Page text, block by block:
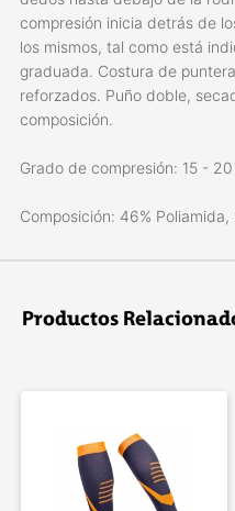
compresión inicia detrás de
los mismos, tal como está
graduada. Costura de
reforzados. Puño doble,
composición.
Grado de compresión: 15 - 20
Composición: 46%
Productos